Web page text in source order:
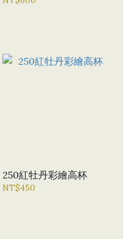
250紅牡丹彩繪高杯
NT$450